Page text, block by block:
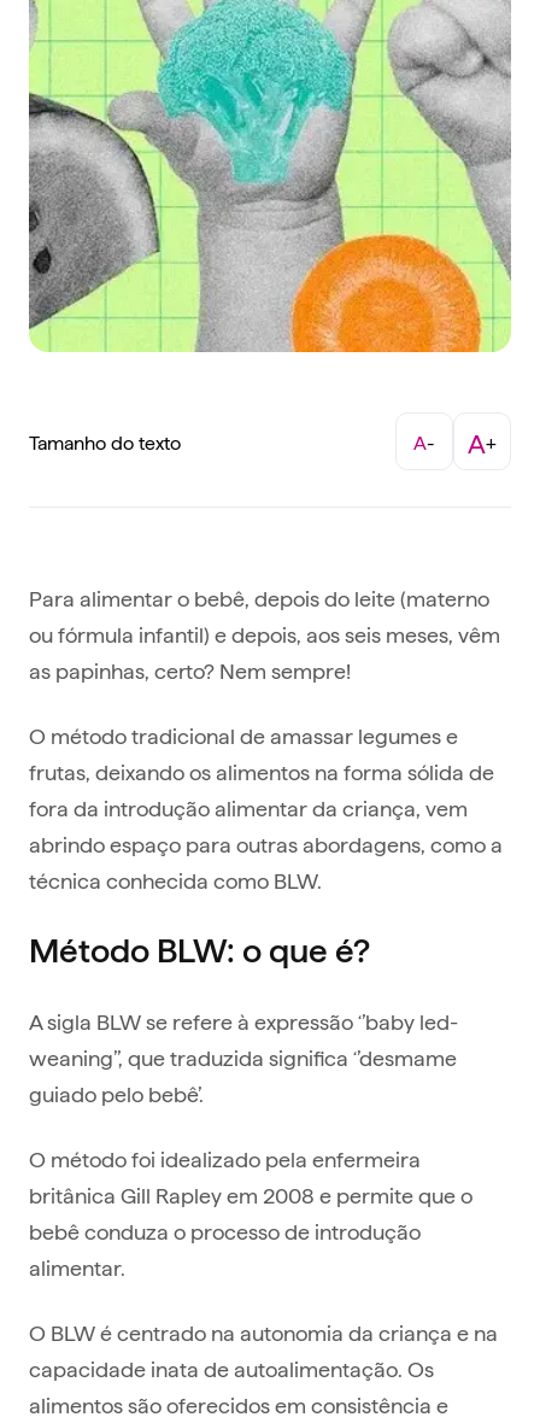
Tamanho do texto A- A+
Para alimentar o bebê, depois do leite (materno
ou fórmula infantil) e depois, aos seis meses, vêm
as papinhas, certo? Nem sempre!
O método tradicional de amassar legumes e
frutas, deixando os alimentos na forma sólida de
fora da introdução alimentar da criança, vem
abrindo espaço para outras abordagens, como a
técnica conhecida como BLW.
Método BLW: o que é?
A sigla BLW se refere à expressão ‘’baby led-
weaning’’, que traduzida significa ‘’desmame
guiado pelo bebê’.
O método foi idealizado pela enfermeira
britânica Gill Rapley em 2008 e permite que o
bebê conduza o processo de introdução
alimentar.
O BLW é centrado na autonomia da criança e na
capacidade inata de autoalimentação. Os
alimentos são oferecidos em consistência e